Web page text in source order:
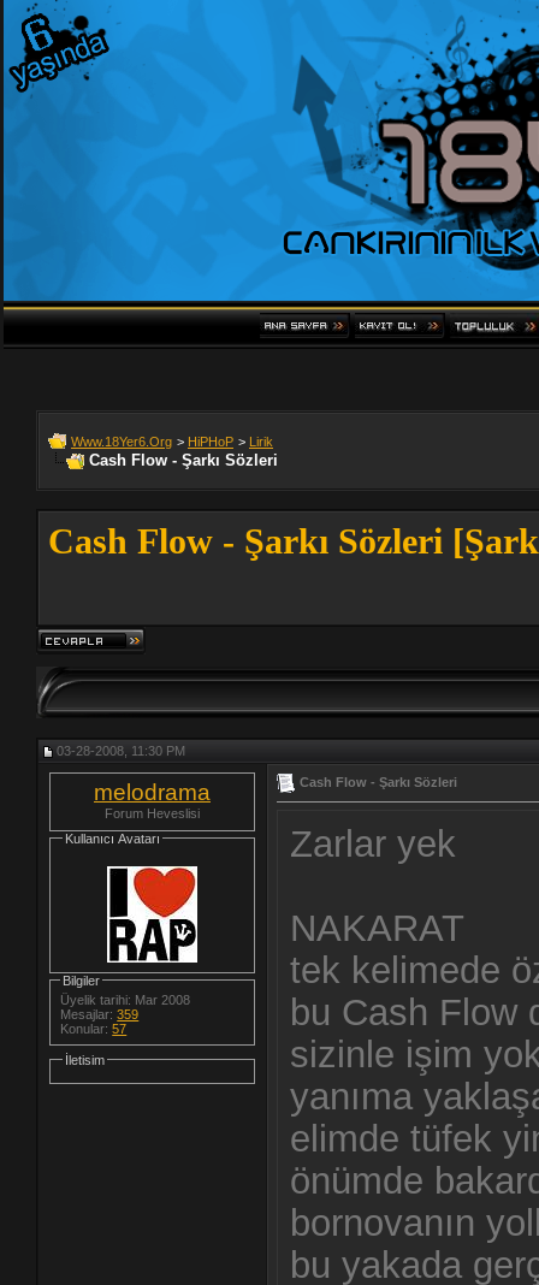
Www.18Yer6.Org > HiPHoP > Lirik
Cash Flow - Şarkı Sözleri
Cash Flow - Şarkı Sözleri
03-28-2008, 11:30 PM
melodrama
Forum Heveslisi
Kullanıcı Avatarı
Bilgiler
Üyelik tarihi: Mar 2008
Mesajlar:359
Konular:57
İletisim
Cash Flow - Şarkı Sözleri
Zarlar yek
NAKARAT
tek kelimede
bu Cash Flow
sizinle işim
yanıma
elimde tüfek
önümde
bornovanın
bu yakada